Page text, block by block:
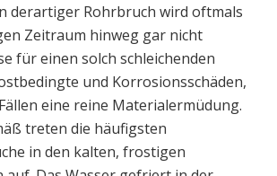
derartiger Rohrbruch wird oftmals
Zeitraum hinweg gar nicht
für einen solch schleichenden
und Korrosionsschäden,
eine reine Materialermüdung.
treten die häufigsten
in den kalten, frostigen